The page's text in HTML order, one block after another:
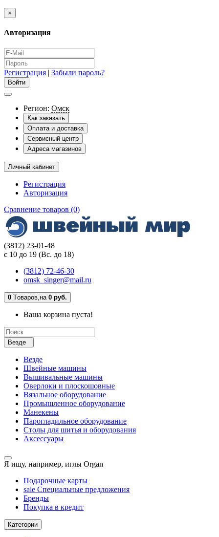
×
Авторизация
Регистрация | Забыли пароль?
Регион: Омск
Как заказать
Оплата и доставка
Сервисный центр
Адреса магазинов
Личный кабинет
Регистрация
Авторизация
Сравнение товаров (0)
(3812) 23-01-48
с 10 до 19 (Вс. до 18)
(3812) 72-46-30
omsk_singer@mail.ru
0 Tоваров,на 0 руб.
Ваша корзина пуста!
Везде
Везде
Швейные машины
Вышивальные машины
Оверлоки и плоскошовные
Вязальное оборудование
Промышленное оборудование
Манекены
Парогладильное оборудование
Столы для шитья и оборудования
Аксессуары
Я ищу, например, иглы Organ
Подарочные карты
sale Специальные предложения
Бренды
Покупка в кредит
Категории